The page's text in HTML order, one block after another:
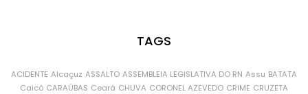
TAGS
ACIDENTE Alcaçuz ASSALTO ASSEMBLEIA LEGISLATIVA DO RN Assu BATATA
Caicó CARAÚBAS Ceará CHUVA CORONEL AZEVEDO CRIME CRUZETA